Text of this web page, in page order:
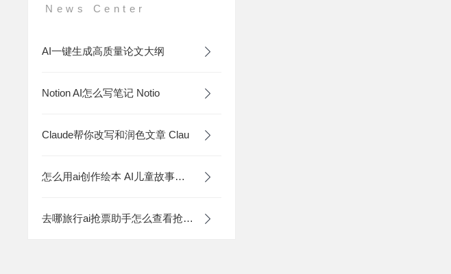
News Center
AI一键生成高质量论文大纲
Notion AI怎么写笔记 Notio
Claude帮你改写和润色文章 Clau
怎么用ai创作绘本 AI儿童故事与插画自
去哪旅行ai抢票助手怎么查看抢票历史_去